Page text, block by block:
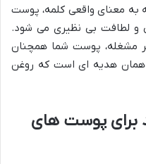
به معنای واقعی کلمه، پوست
و لطافت بی نظیری می شود.
مشغله، پوست شما همچنان
همان هدیه ای است که روغن
برای پوست های